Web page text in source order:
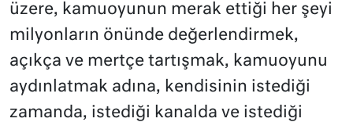
üzere, kamuoyunun merak ettiği her şeyi
milyonların önünde değerlendirmek,
açıkça ve mertçe tartışmak, kamuoyunu
aydınlatmak adına, kendisinin istediği
zamanda, istediği kanalda ve istediği